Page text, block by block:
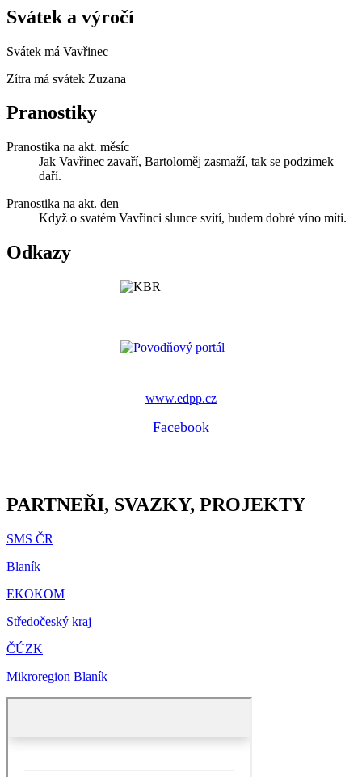
Svátek a výročí
Svátek má Vavřinec
Zítra má svátek Zuzana
Pranostiky
Pranostika na akt. měsíc
Jak Vavřinec zavaří, Bartoloměj zasmaží, tak se podzimek
daří.
Pranostika na akt. den
Když o svatém Vavřinci slunce svítí, budem dobré víno míti.
Odkazy
www.edpp.cz
Facebook
PARTNEŘI, SVAZKY, PROJEKTY
SMS ČR
Blaník
EKOKOM
Středočeský kraj
ČÚZK
Mikroregion Blaník